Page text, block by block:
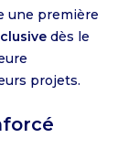
une première
dès le
projets.